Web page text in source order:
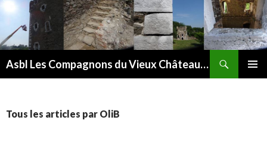
Asbl Les Compagnons du Vieux Château de Saive
Tous les articles par OliB